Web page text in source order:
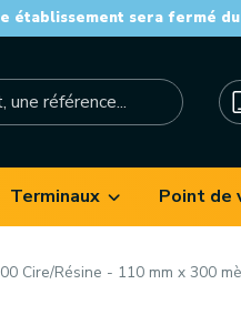
sera fermé
Terminaux Point de
Cire/Résine - 110 mm x 300